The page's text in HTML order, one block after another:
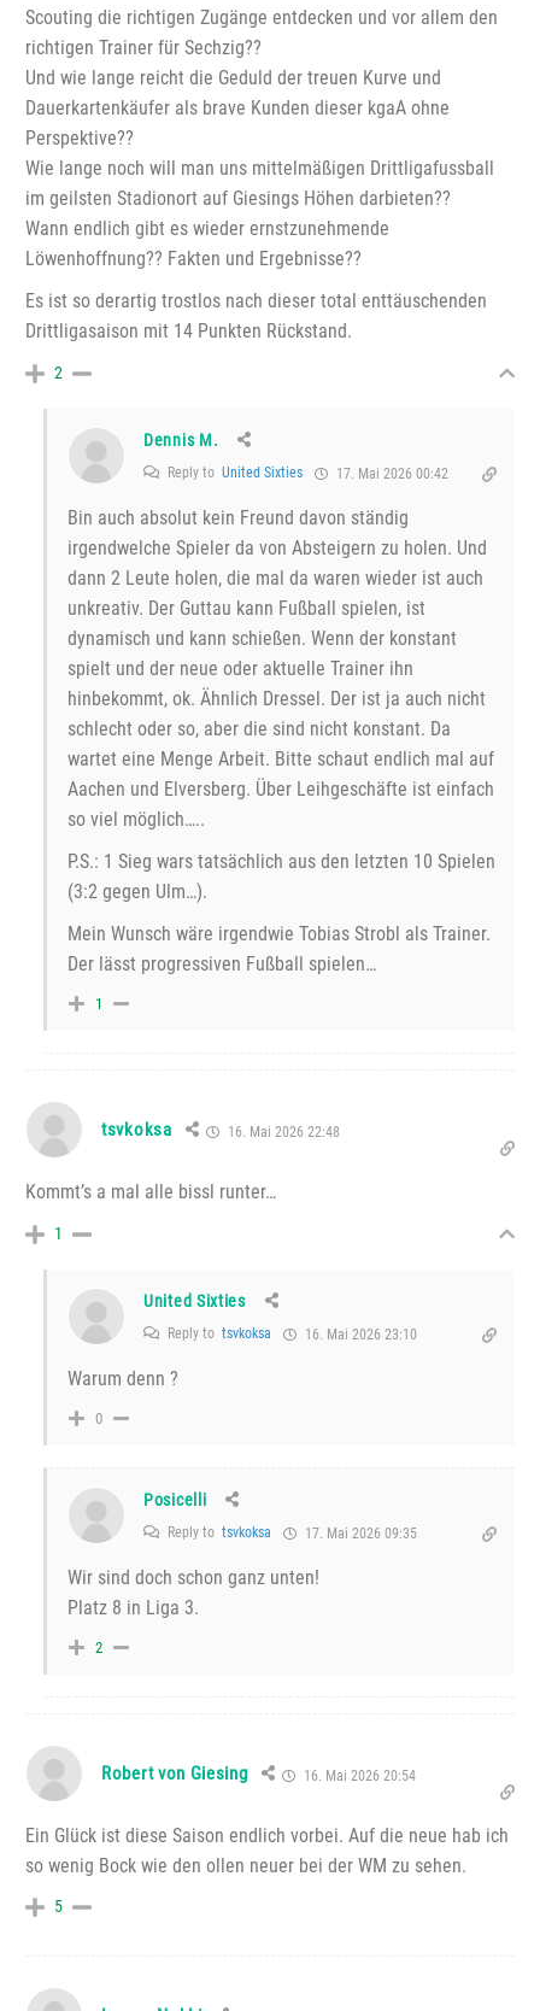
Scouting die richtigen Zugänge entdecken und vor allem den
richtigen Trainer für Sechzig??
Und wie lange reicht die Geduld der treuen Kurve und
Dauerkartenkäufer als brave Kunden dieser kgaA ohne
Perspektive??
Wie lange noch will man uns mittelmäßigen Drittligafussball
im geilsten Stadionort auf Giesings Höhen darbieten??
Wann endlich gibt es wieder ernstzunehmende
Löwenhoffnung?? Fakten und Ergebnisse??
Es ist so derartig trostlos nach dieser total enttäuschenden
Drittligasaison mit 14 Punkten Rückstand.
2
Dennis M.
Reply to United Sixties 17. Mai 2026 00:42
Bin auch absolut kein Freund davon ständig
irgendwelche Spieler da von Absteigern zu holen. Und
dann 2 Leute holen, die mal da waren wieder ist auch
unkreativ. Der Guttau kann Fußball spielen, ist
dynamisch und kann schießen. Wenn der konstant
spielt und der neue oder aktuelle Trainer ihn
hinbekommt, ok. Ähnlich Dressel. Der ist ja auch nicht
schlecht oder so, aber die sind nicht konstant. Da
wartet eine Menge Arbeit. Bitte schaut endlich mal auf
Aachen und Elversberg. Über Leihgeschäfte ist einfach
so viel möglich…..
P.S.: 1 Sieg wars tatsächlich aus den letzten 10 Spielen
(3:2 gegen Ulm…).
Mein Wunsch wäre irgendwie Tobias Strobl als Trainer.
Der lässt progressiven Fußball spielen…
1
tsvkoksa 16. Mai 2026 22:48
Kommt’s a mal alle bissl runter…
1
United Sixties
Reply to tsvkoksa 16. Mai 2026 23:10
Warum denn ?
0
Posicelli
Reply to tsvkoksa 17. Mai 2026 09:35
Wir sind doch schon ganz unten!
Platz 8 in Liga 3.
2
Robert von Giesing 16. Mai 2026 20:54
Ein Glück ist diese Saison endlich vorbei. Auf die neue hab ich
so wenig Bock wie den ollen neuer bei der WM zu sehen.
5